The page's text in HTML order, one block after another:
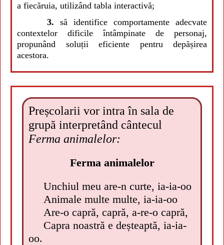
a fiecăruia, utilizând tabla interactivă;
3. să identifice comportamente adecvate
contextelor dificile întâmpinate de personaj,
propunând soluții eficiente pentru depășirea
acestora.
Preșcolarii vor intra în sala de
grupă interpretând cântecul
Ferma animalelor:
Ferma animalelor
Unchiul meu are-n curte, ia-ia-oo
Animale multe multe, ia-ia-oo
Are-o capră, capră, a-re-o capră,
Capra noastră e deșteaptă, ia-ia-
oo.